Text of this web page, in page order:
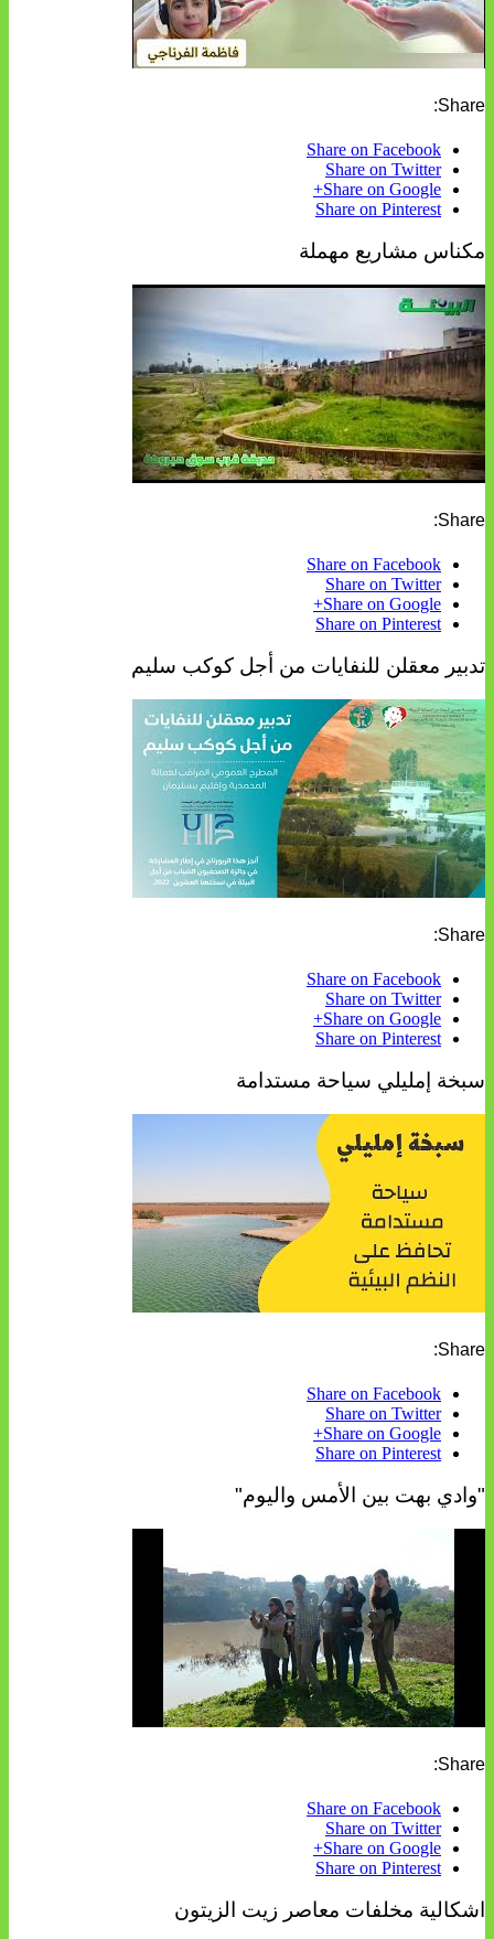
Share:
Share on Facebook
Share on Twitter
Share on Google+
Share on Pinterest
مكناس مشاريع مهملة
Share:
Share on Facebook
Share on Twitter
Share on Google+
Share on Pinterest
تدبير معقلن للنفايات من أجل كوكب سليم
Share:
Share on Facebook
Share on Twitter
Share on Google+
Share on Pinterest
سبخة إمليلي سياحة مستدامة
Share:
Share on Facebook
Share on Twitter
Share on Google+
Share on Pinterest
"وادي بهت بين الأمس واليوم"
Share:
Share on Facebook
Share on Twitter
Share on Google+
Share on Pinterest
اشكالية مخلفات معاصر زيت الزيتون